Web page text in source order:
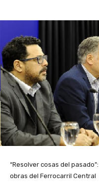
“Resolver cosas del
obras del Ferrocarril Central